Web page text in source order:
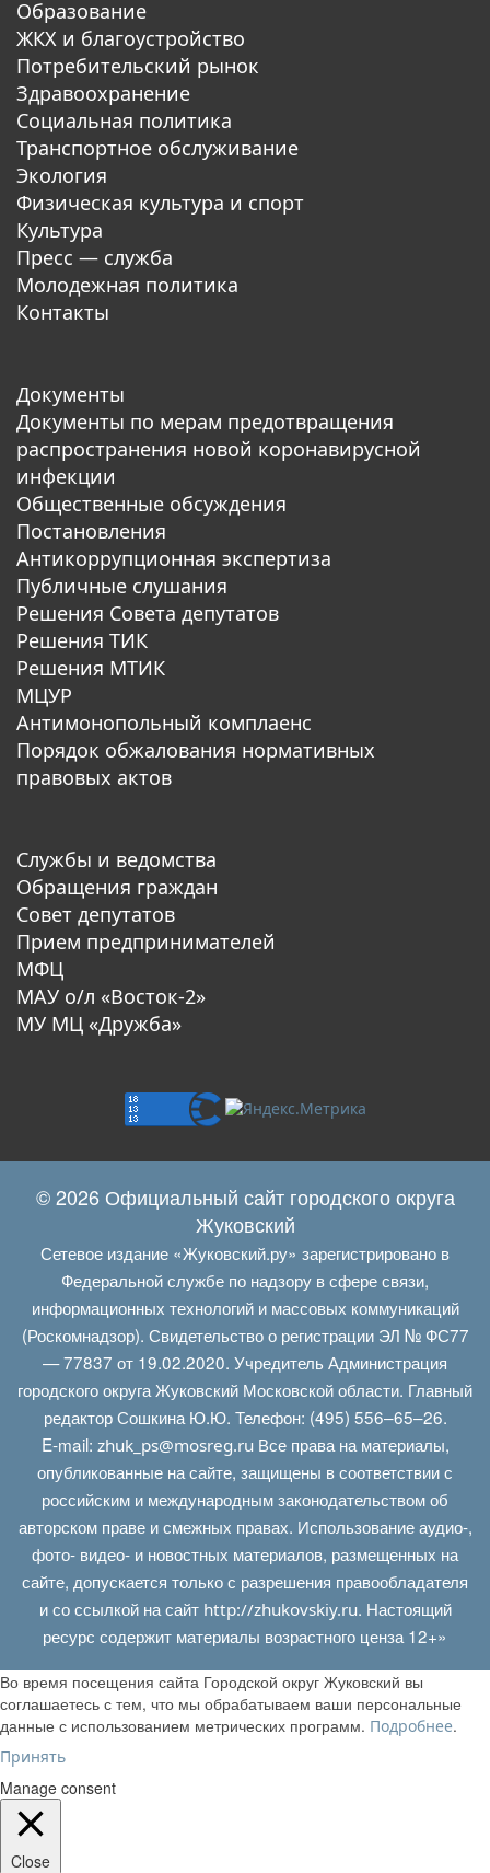
Образование
ЖКХ и благоустройство
Потребительский рынок
Здравоохранение
Социальная политика
Транспортное обслуживание
Экология
Физическая культура и спорт
Культура
Пресс — служба
Молодежная политика
Контакты
Документы
Документы по мерам предотвращения
распространения новой коронавирусной
инфекции
Общественные обсуждения
Постановления
Антикоррупционная экспертиза
Публичные слушания
Решения Совета депутатов
Решения ТИК
Решения МТИК
МЦУР
Антимонопольный комплаенс
Порядок обжалования нормативных
правовых актов
Службы и ведомства
Обращения граждан
Совет депутатов
Прием предпринимателей
МФЦ
МАУ о/л «Восток-2»
МУ МЦ «Дружба»
© 2026 Официальный сайт городского округа
Жуковский
Сетевое издание «Жуковский.ру» зарегистрировано в
Федеральной службе по надзору в сфере связи,
информационных технологий и массовых коммуникаций
(Роскомнадзор). Свидетельство о регистрации ЭЛ № ФС77
— 77837 от 19.02.2020. Учредитель Администрация
городского округа Жуковский Московской области. Главный
редактор Сошкина Ю.Ю. Телефон: (495) 556–65–26.
E‑mail: zhuk_ps@mosreg.ruВсе права на материалы,
опубликованные на сайте, защищены в соответствии с
российским и международным законодательством об
авторском праве и смежных правах. Использование аудио-,
фото- видео- и новостных материалов, размещенных на
сайте, допускается только с разрешения правообладателя
и со ссылкой на сайт http://zhukovskiy.ru. Настоящий
ресурс содержит материалы возрастного ценза 12+»
Во время посещения сайта Городской округ Жуковский вы
соглашаетесь с тем, что мы обрабатываем ваши персональные
данные с использованием метрических программ. Подробнее.
Принять
Manage consent
Close